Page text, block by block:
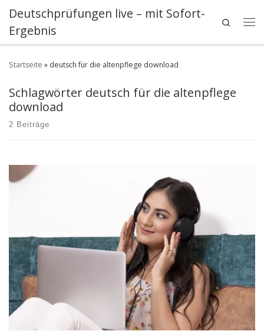
Zum Inhalt springen
Deutschprüfungen live – mit Sofort-
Ergebnis
Search
Startseite » deutsch für die altenpflege download
Schlagwörter deutsch für die altenpflege
download
2 Beiträge